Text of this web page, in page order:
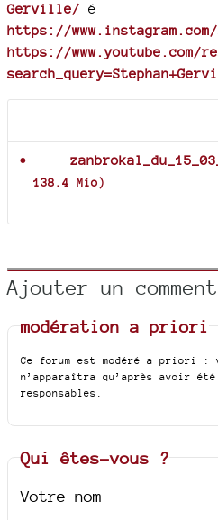
Gerville/ é
https://
https://www.youtube.com/
138.4 Mio)
Ajouter un
modération a priori
Ce forum est modéré a priori
n’apparaîtra qu’après avoir
responsables.
Qui êtes-vous ?
Votre nom